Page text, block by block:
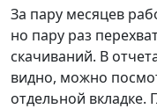
За пару месяцев
но пару раз
скачиваний. В
видно, можно
отдельной